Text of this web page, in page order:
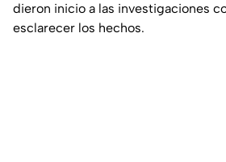
dieron inicio a las investigaciones
esclarecer los hechos.